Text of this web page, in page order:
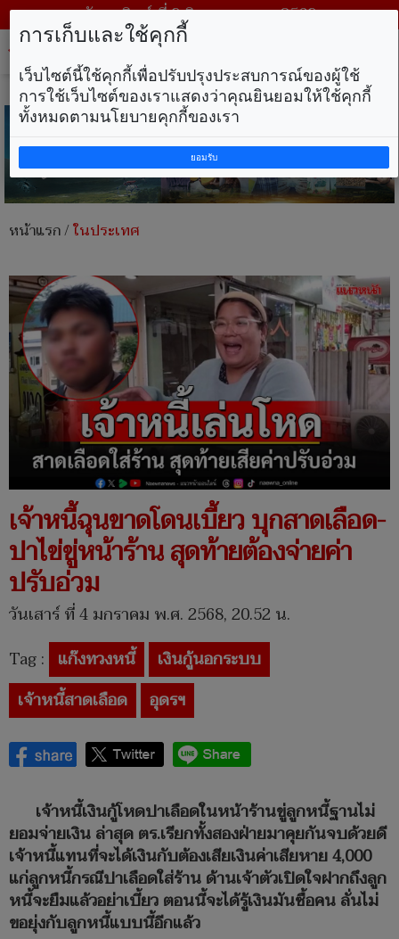
วันอาทิตย์ ที่ 9 สิงหาคม พ.ศ. 2569
หน้าแรก/ในประเทศ
เจ้าหนี้ฉุนขาดโดนเบี้ยว บุกสาดเลือด-
ปาไข่ขู่หน้าร้าน สุดท้ายต้องจ่ายค่า
ปรับอ่วม
วันเสาร์ ที่ 4 มกราคม พ.ศ. 2568, 20.52 น.
Tag : แก๊งทวงหนี้
เงินกู้นอกระบบ
เจ้าหนี้สาดเลือด
อุดรฯ
เจ้าหนี้เงินกู้โหดปาเลือดในหน้าร้านขู่ลูกหนี้ฐานไม่
ยอมจ่ายเงิน ล่าสุด ตร.เรียกทั้งสองฝ่ายมาคุยกันจบด้วยดี
เจ้าหนี้แทนที่จะได้เงินกับต้องเสียเงินค่าเสียหาย 4,000
แก่ลูกหนี้กรณีปาเลือดใส่ร้าน ด้านเจ้าตัวเปิดใจฝากถึงลูก
หนี้จะยืมแล้วอย่าเบี้ยว ตอนนี้จะได้รู้เงินมันซื้อคน ลั่นไม่
ขอยุ่งกับลูกหนี้แบบนี้อีกแล้ว
การเก็บและใช้คุกกี้
เว็บไซต์นี้ใช้คุกกี้เพื่อปรับปรุงประสบการณ์ของผู้ใช้
การใช้เว็บไซต์ของเราแสดงว่าคุณยินยอมให้ใช้คุกกี้
ทั้งหมดตามนโยบายคุกกี้ของเรา
ยอมรับ